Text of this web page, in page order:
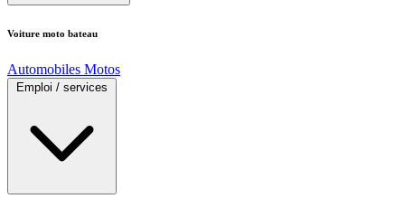
Voiture moto bateau
Automobiles Motos
Emploi / services